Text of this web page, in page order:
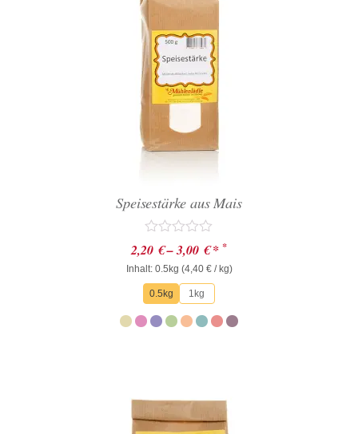
Speisestärke aus Mais
Bewertet
mit
0
von
5
2,20 €–3,00 €* *
Inhalt: 0.5kg (4,40 €/ kg)
0.5kg 1kg